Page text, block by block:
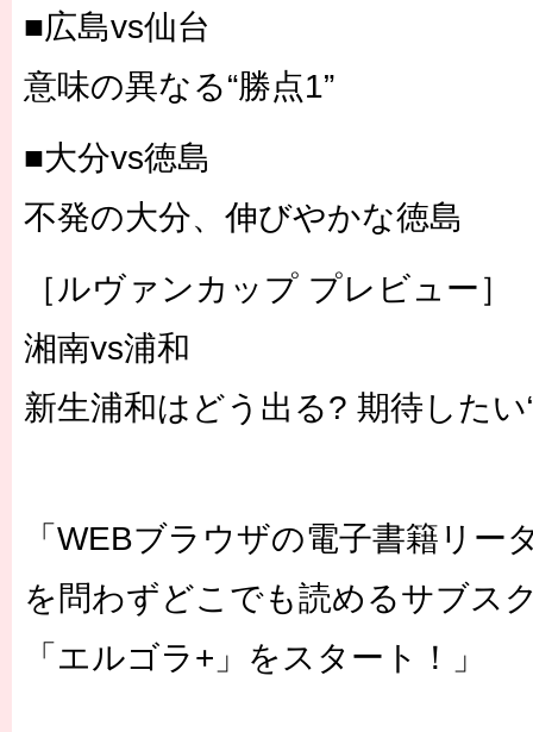
■広島vs仙台
意味の異なる“勝点1”
■大分vs徳島
不発の大分、伸びやかな徳島
［ルヴァンカップ プレビュー］
湘南vs浦和
新生浦和はどう出る? 期待したい
「WEBブラウザの電子書籍リー
を問わずどこでも読めるサブス
「エルゴラ+ 」をスタート！」